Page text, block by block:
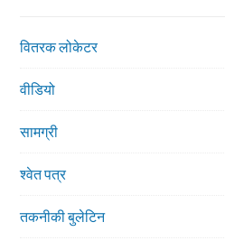
वितरक लोकेटर
वीडियो
सामग्री
श्वेत पत्र
तकनीकी बुलेटिन